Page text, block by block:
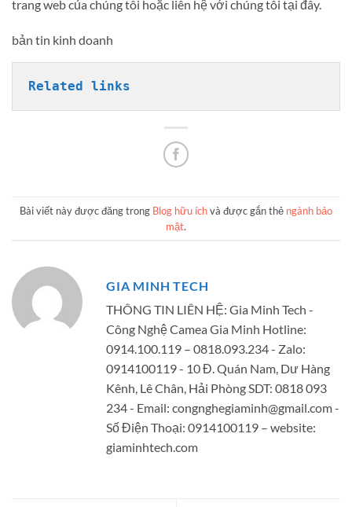
trang web của chúng tôi hoặc liên hệ với chúng tôi tại đây.
bản tin kinh doanh
Related links
Bài viết này được đăng trong Blog hữu íchvà được gắn thẻ ngành bảo
mật.
GIA MINH TECH
THÔNG TIN LIÊN HỆ: Gia Minh Tech -
Công Nghệ Camea Gia Minh Hotline:
0914.100.119 – 0818.093.234 - Zalo:
0914100119 - 10 Đ. Quán Nam, Dư Hàng
Kênh, Lê Chân, Hải Phòng SDT: 0818 093
234 - Email: congnghegiaminh@gmail.com-
Số Điện Thoại: 0914100119 – website:
giaminhtech.com